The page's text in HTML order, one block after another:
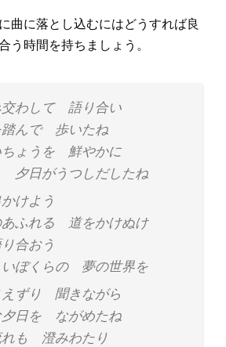
曲に落とし込むにはどうすれば良
う時間を持ちましょう。
交わして 語り合い
踏んで 歩いたね
ちょうを 鮮やかに
夕日がうつしだしたね
けよう
あふれる 道をかけぬけ
合おう
いぼくらの 夢の世界を
えずり 聞きながら
夕日を ながめたね
れも 澄みわたり